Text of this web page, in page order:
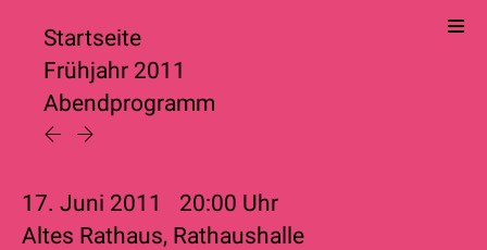
Startseite
Frühjahr 2011
Abendprogramm
17. Juni 2011 20:00 Uhr
Altes Rathaus, Rathaushalle